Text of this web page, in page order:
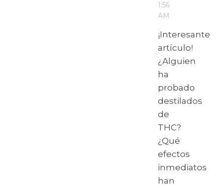
1:56
AM
¡Interesante
artículo!
¿Alguien
ha
probado
destilados
de
THC?
¿Qué
efectos
inmediatos
han